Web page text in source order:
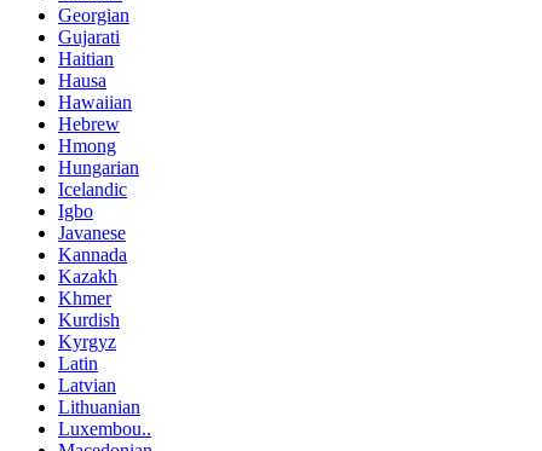
Georgian
Gujarati
Haitian
Hausa
Hawaiian
Hebrew
Hmong
Hungarian
Icelandic
Igbo
Javanese
Kannada
Kazakh
Khmer
Kurdish
Kyrgyz
Latin
Latvian
Lithuanian
Luxembou..